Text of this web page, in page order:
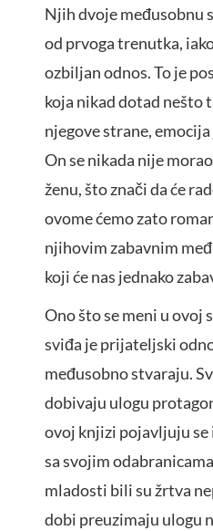
Njih dvoje međusobnu
od prvoga trenutka,
ozbiljan odnos. To je
koja nikad dotad nešto
njegove strane,
On se nikada nije
ženu, što znači da će
ovome ćemo zato
njihovim zabavnim
koji će nas jednako
Ono što se meni u ovoj
sviđa je prijateljski
međusobno stvaraju.
dobivaju ulogu
ovoj knjizi pojavljuju se
sa svojim
mladosti bili su žrtva
dobi preuzimaju ulogu